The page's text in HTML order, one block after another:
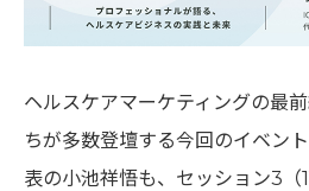
ヘルスケアマーケティングの最
ちが多数登壇する今回のイベン
表の小池祥悟も、セッション3（